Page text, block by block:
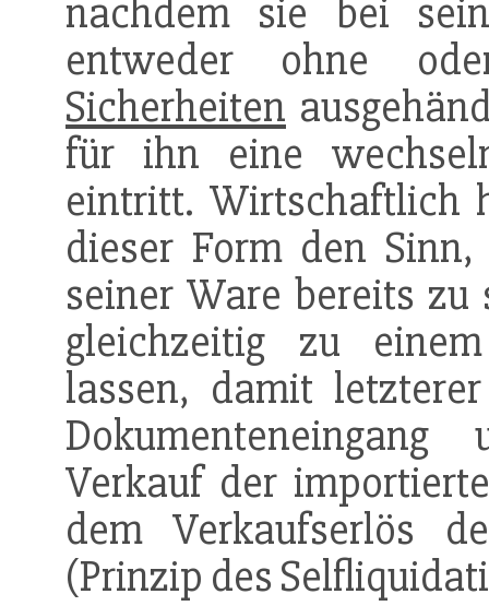
nachdem sie bei
entweder ohne
Sicherheiten
für ihn eine
eintritt. Wirtschaftlich
dieser Form den
seiner Ware bereits
gleichzeitig zu
lassen, damit
Verkauf der
dem Verkaufserlös
(Prinzip des